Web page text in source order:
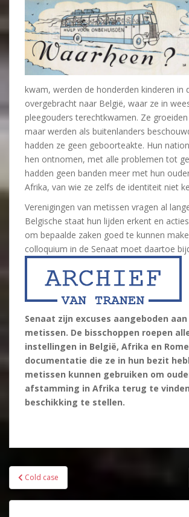
kwam, werden de honderden kinderen in
overgebracht naar België, waar ze in
pleegouders terechtkwamen. Ze
maar werden als buitenlanders
hadden ze geen geboorteakte. Hun
hen ontnomen, met alle problemen tot
hadden geen banden meer met hun
Afrika, van wie ze zelfs de identiteit niet
Verenigingen van metissen vragen al
Belgische staat hun lijden erkent en
om bepaalde zaken goed te kunnen
colloquium in de Senaat moet daartoe
Senaat zijn excuses aangeboden aan
metissen. De bisschoppen roepen
instellingen in België, Afrika en
documentatie die ze in hun bezit
metissen kunnen gebruiken om
afstamming in Afrika terug te
beschikking te stellen.
Bericht
navigatie
Cold case